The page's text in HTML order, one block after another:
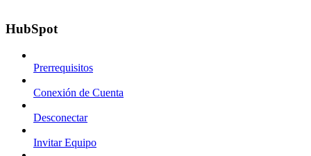
HubSpot
Prerrequisitos
Conexión de Cuenta
Desconectar
Invitar Equipo